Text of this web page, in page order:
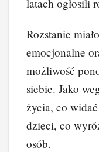
latach ogłosili
Rozstanie
emocjonalne
możliwość
siebie. Jako
życia, co
dzieci, co
osób.